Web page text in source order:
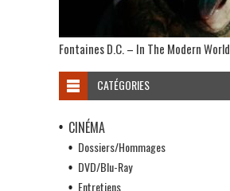
Fontaines D.C. – In The Modern World
CATÉGORIES
CINÉMA
Dossiers/Hommages
DVD/Blu-Ray
Entretiens